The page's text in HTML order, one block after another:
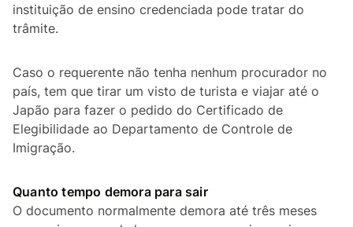
instituição de ensino credenciada pode tratar do
trâmite.
Caso o requerente não tenha nenhum procurador no
país, tem que tirar um visto de turista e viajar até o
Japão para fazer o pedido do Certificado de
Elegibilidade ao Departamento de Controle de
Imigração.
Quanto tempo demora para sair
O documento normalmente demora até três meses